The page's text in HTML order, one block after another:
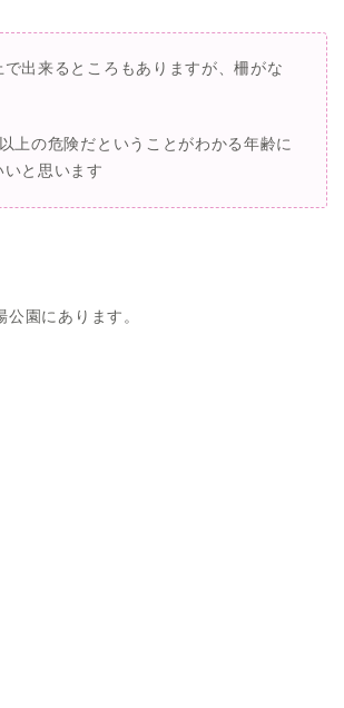
出来るところもありますが、柵がな
上の危険だということがわかる年齢に
いと思います
公園にあります。